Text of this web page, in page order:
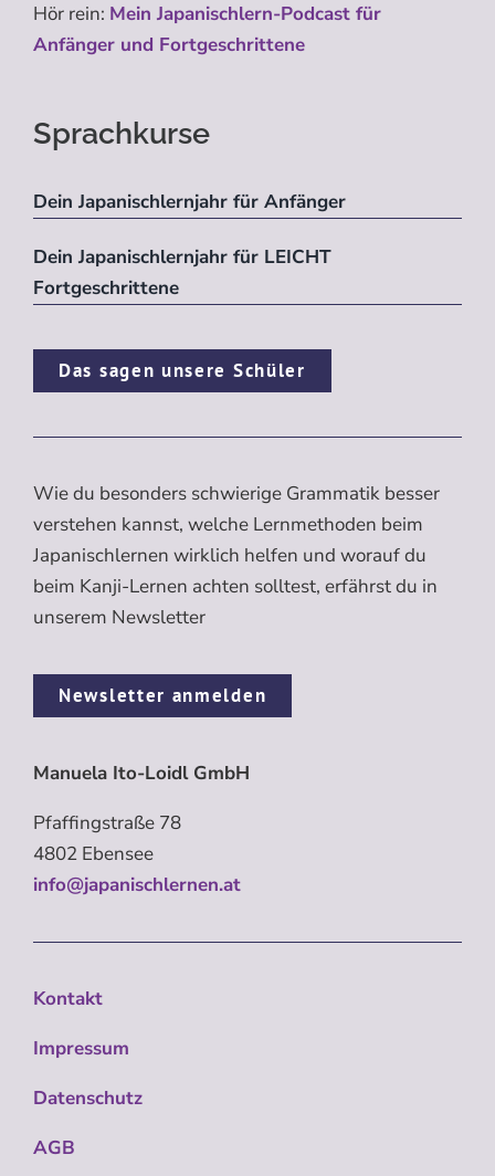
Hör rein: Mein Japanischlern-Podcast für
Anfänger und Fortgeschrittene
Sprachkurse
Dein Japanischlernjahr für Anfänger
Dein Japanischlernjahr für LEICHT
Fortgeschrittene
Das sagen unsere Schüler
Wie du besonders schwierige Grammatik besser
verstehen kannst, welche Lernmethoden beim
Japanischlernen wirklich helfen und worauf du
beim Kanji-Lernen achten solltest, erfährst du in
unserem Newsletter
Newsletter anmelden
Manuela Ito-Loidl GmbH
Pfaffingstraße 78
4802 Ebensee
info@japanischlernen.at
Kontakt
Impressum
Datenschutz
AGB